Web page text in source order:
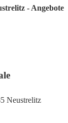
- Angebote
Neustrelitz